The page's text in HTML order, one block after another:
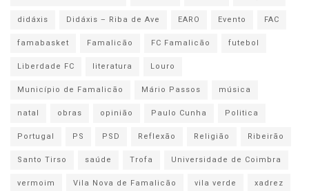
didáxis
Didáxis – Riba de Ave EARO Evento
FAC
famabasket
Famalicão FC Famalicão
futebol
Liberdade FC
literatura
Louro
Município de Famalicão
Mário Passos
música
natal
obras opinião Paulo Cunha
Politica
Portugal
PS PSD Reflexão Religião
Ribeirão
Santo Tirso
saúde Trofa
Universidade de Coimbra
vermoim
Vila Nova de Famalicão vila verde xadrez